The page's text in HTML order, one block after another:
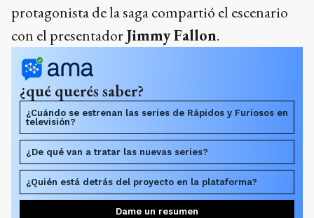
protagonista de la saga compartió el escenario
con el presentadorJimmy Fallon.
¿qué querés saber?
¿Cuándo se estrenan las series de Rápidos y Furiosos en
televisión?
¿De qué van a tratar las nuevas series?
¿Quién está detrás del proyecto en la plataforma?
Dame un resumen